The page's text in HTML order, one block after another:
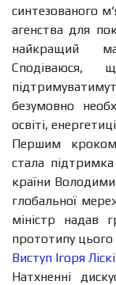
синтезованого
агенства для
найкращий
Сподіваюся,
безумовно
освіті,
Першим кроком
стала підтримка
країни
глобальної
міністр надав
прототипу цього
Виступ Ігоря
Натхненні